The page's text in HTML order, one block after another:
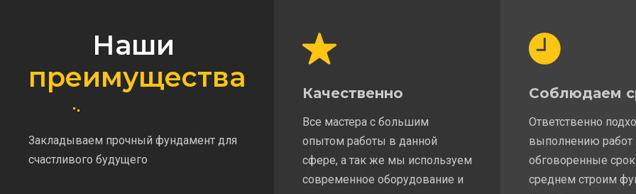
Наши
преимущества
Закладываем прочный фундамент для
счастливого будущего
Качественно
Все мастера с большим
опытом работы в данной
сфере, а так же мы используем
современное оборудование и
Соблюдаем
Ответственно
выполнению работ
обговоренные
среднем строим